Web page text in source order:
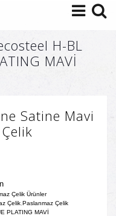
H-BL
MAVİ
Satine Mavi
Çelik Ürünler
Çelik, Paslanmaz Çelik
PLATING MAVİ